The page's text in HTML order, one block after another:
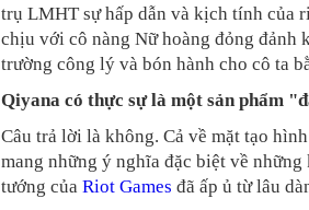
trụ LMHT sự hấp dẫn và kịch tính của
chịu với cô nàng Nữ hoàng đỏng đảnh
trường công lý và bón hành cho cô ta
Qiyana có thực sự là một sản phẩm
Câu trả lời là không. Cả về mặt tạo
mang những ý nghĩa đặc biệt về
tướng của Riot Games đã ấp ủ từ lâu